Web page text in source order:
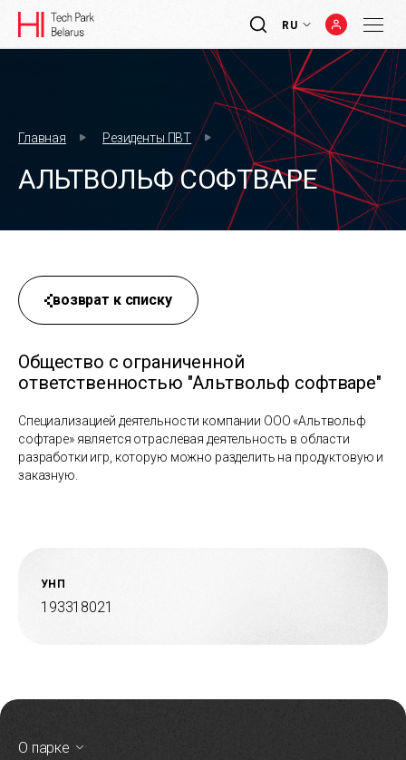
RU
Главная Резиденты ПВТ
АЛЬТВОЛЬФ СОФТВАРЕ
Общество с ограниченной
ответственностью "Альтвольф софтваре"
Специализацией деятельности компании ООО «Альтвольф
софтаре» является отраслевая деятельность в области
разработки игр, которую можно разделить на продуктовую и
заказную.
возврат к списку
УНП
193318021
О парке